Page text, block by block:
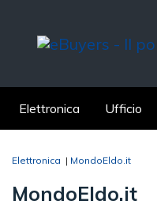
Elettronica Ufficio
Elettronica | MondoEldo.it
MondoEldo.it